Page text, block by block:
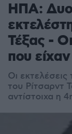
ΗΠΑ: Δυο
Τέξας -
που
Οι
του Ρίτσαρντ
αντίστοιχα η